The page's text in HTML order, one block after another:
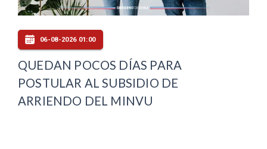
06-08-2026 01:00
QUEDAN POCOS DÍAS PARA
POSTULAR AL SUBSIDIO DE
ARRIENDO DEL MINVU